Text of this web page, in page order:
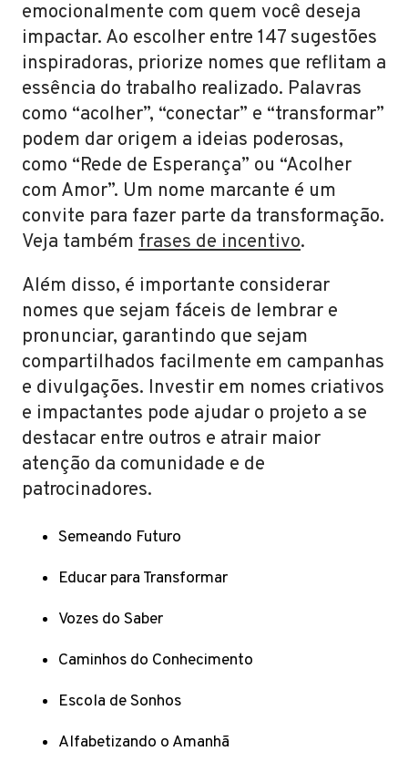
emocionalmente com quem você deseja
impactar. Ao escolher entre 147 sugestões
inspiradoras, priorize nomes que reflitam a
essência do trabalho realizado. Palavras
como “acolher”, “conectar” e “transformar”
podem dar origem a ideias poderosas,
como “Rede de Esperança” ou “Acolher
com Amor”. Um nome marcante é um
convite para fazer parte da transformação.
Veja também frases de incentivo.
Além disso, é importante considerar
nomes que sejam fáceis de lembrar e
pronunciar, garantindo que sejam
compartilhados facilmente em campanhas
e divulgações. Investir em nomes criativos
e impactantes pode ajudar o projeto a se
destacar entre outros e atrair maior
atenção da comunidade e de
patrocinadores.
Semeando Futuro
Educar para Transformar
Vozes do Saber
Caminhos do Conhecimento
Escola de Sonhos
Alfabetizando o Amanhã